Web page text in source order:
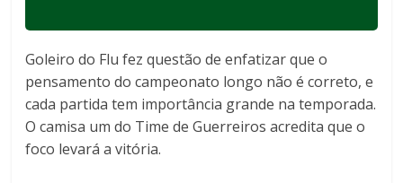
Goleiro do Flu fez questão de enfatizar que o
pensamento do campeonato longo não é correto, e
cada partida tem importância grande na temporada.
O camisa um do Time de Guerreiros acredita que o
foco levará a vitória.